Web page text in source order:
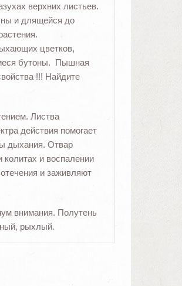
верхних листьев.
и длящейся до
цветков,
бутоны. Пышная
!!! Найдите
Листва
действия помогает
дыхания. Отвар
и воспалении
и заживляют
внимания. Полутень
рыхлый.